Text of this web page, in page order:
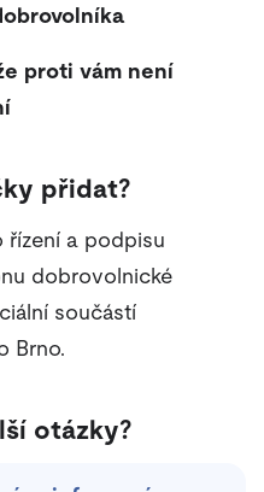
proti vám není
přidat?
řízení a podpisu
dobrovolnické
součástí
Brno.
otázky?